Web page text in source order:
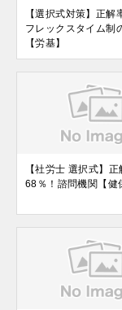
【選択式対策】正解
フレックスタイム制
【労基】
【社労士 選択式】正
68％！諮問機関【健